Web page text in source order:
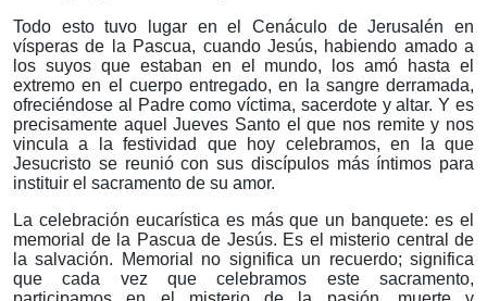
Todo esto tuvo lugar en el Cenáculo de Jerusalén en
vísperas de la Pascua, cuando Jesús, habiendo amado a
los suyos que estaban en el mundo, los amó hasta el
extremo en el cuerpo entregado, en la sangre derramada,
ofreciéndose al Padre como víctima, sacerdote y altar. Yes
precisamente aquel Jueves Santo el que nos remite y nos
vincula a la festividad que hoy celebramos, en la que
Jesucristo se reunió con sus discípulos más íntimos para
instituir el sacramento de su amor.
La celebración eucarística es más que un banquete: es el
memorial de la Pascua de Jesús. Es el misterio central de
la salvación. Memorial no significa un recuerdo; significa
que cada vez que celebramos este sacramento,